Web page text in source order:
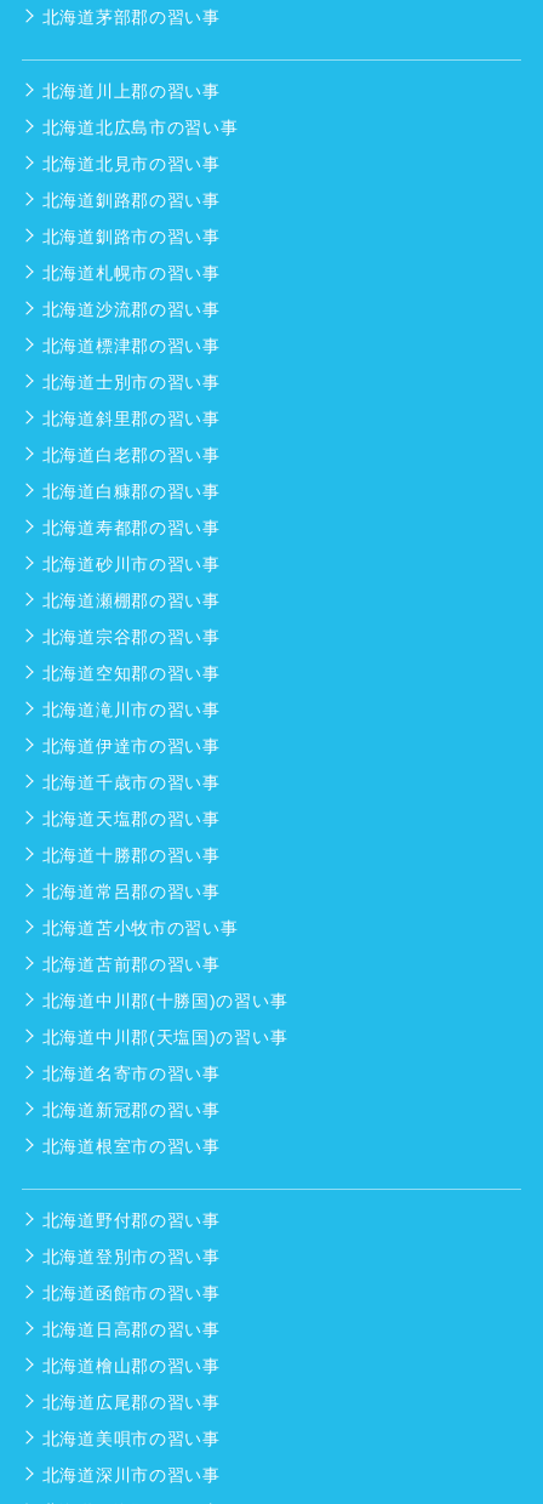
北海道茅部郡の習い事
北海道川上郡の習い事
北海道北広島市の習い事
北海道北見市の習い事
北海道釧路郡の習い事
北海道釧路市の習い事
北海道札幌市の習い事
北海道沙流郡の習い事
北海道標津郡の習い事
北海道士別市の習い事
北海道斜里郡の習い事
北海道白老郡の習い事
北海道白糠郡の習い事
北海道寿都郡の習い事
北海道砂川市の習い事
北海道瀬棚郡の習い事
北海道宗谷郡の習い事
北海道空知郡の習い事
北海道滝川市の習い事
北海道伊達市の習い事
北海道千歳市の習い事
北海道天塩郡の習い事
北海道十勝郡の習い事
北海道常呂郡の習い事
北海道苫小牧市の習い事
北海道苫前郡の習い事
北海道中川郡(十勝国)の習い事
北海道中川郡(天塩国)の習い事
北海道名寄市の習い事
北海道新冠郡の習い事
北海道根室市の習い事
北海道野付郡の習い事
北海道登別市の習い事
北海道函館市の習い事
北海道日高郡の習い事
北海道檜山郡の習い事
北海道広尾郡の習い事
北海道美唄市の習い事
北海道深川市の習い事